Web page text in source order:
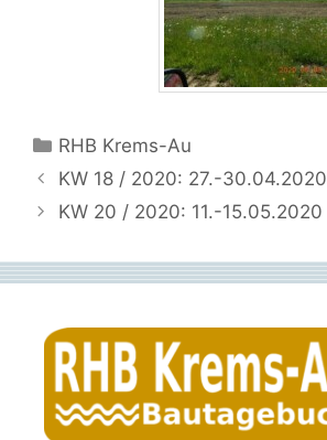
Kategorien
RHB Krems-Au
KW 18 / 2020: 27.-30.04.2020
KW 20 / 2020: 11.-15.05.2020